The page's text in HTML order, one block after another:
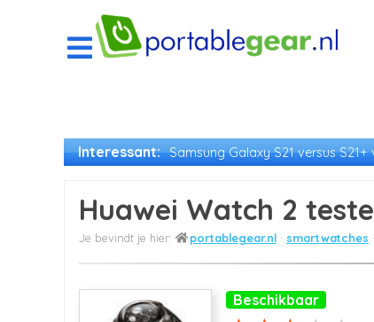
Interessant: Samsung Galaxy S21 versus S21+
Huawei Watch 2
portablegear.nl smartwatches
Beschikbaar